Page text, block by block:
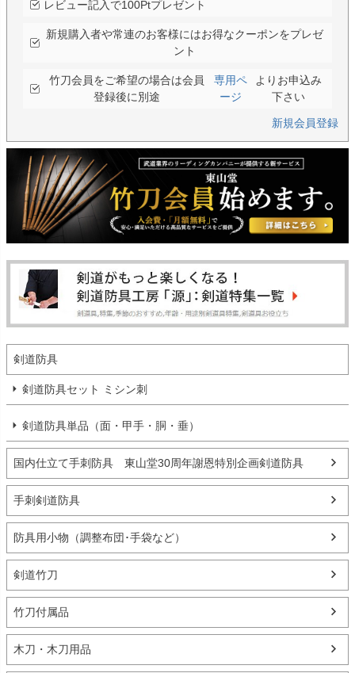
レビュー記入で100Ptプレゼント
新規購入者や常連のお客様にはお得なクーポンをプレゼ
ント
竹刀会員をご希望の場合は会員
登録後に別途
専用ペ
ージ
よりお申込み
下さい
新規会員登録
剣道防具
剣道防具セット ミシン刺
剣道防具単品（面・甲手・胴・垂）
国内仕立て手刺防具 東山堂30周年謝恩特別企画剣道防具
手刺剣道防具
防具用小物（調整布団･手袋など）
剣道竹刀
竹刀付属品
木刀・木刀用品